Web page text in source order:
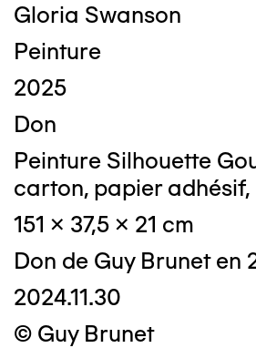
Gloria Swanson
Peinture
2025
Don
Peinture Silhouette
carton, papier adhésif,
151 x 37,5 x 21 cm
Don de Guy Brunet en
2024.11.30
© Guy Brunet